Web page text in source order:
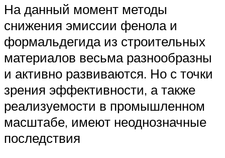
На данный момент методы
снижения эмиссии фенола и
формальдегида из строительных
материалов весьма разнообразны
и активно развиваются. Но с точки
зрения эффективности, а также
реализуемости в промышленном
масштабе, имеют неоднозначные
последствия